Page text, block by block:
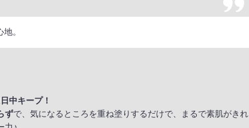
。
中キープ！
ずで、気になるところを重ね塗りするだけで、まるで素肌がきれ